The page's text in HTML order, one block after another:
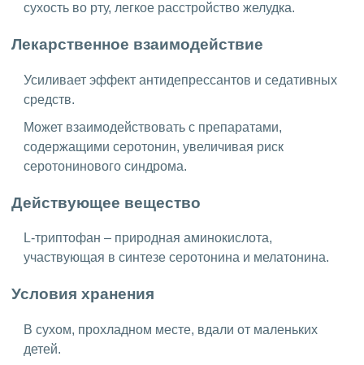
сухость во рту, легкое расстройство желудка.
Лекарственное взаимодействие
Усиливает эффект антидепрессантов и седативных
средств.
Может взаимодействовать с препаратами,
содержащими серотонин, увеличивая риск
серотонинового синдрома.
Действующее вещество
L-триптофан – природная аминокислота,
участвующая в синтезе серотонина и мелатонина.
Условия хранения
В сухом, прохладном месте, вдали от маленьких
детей.